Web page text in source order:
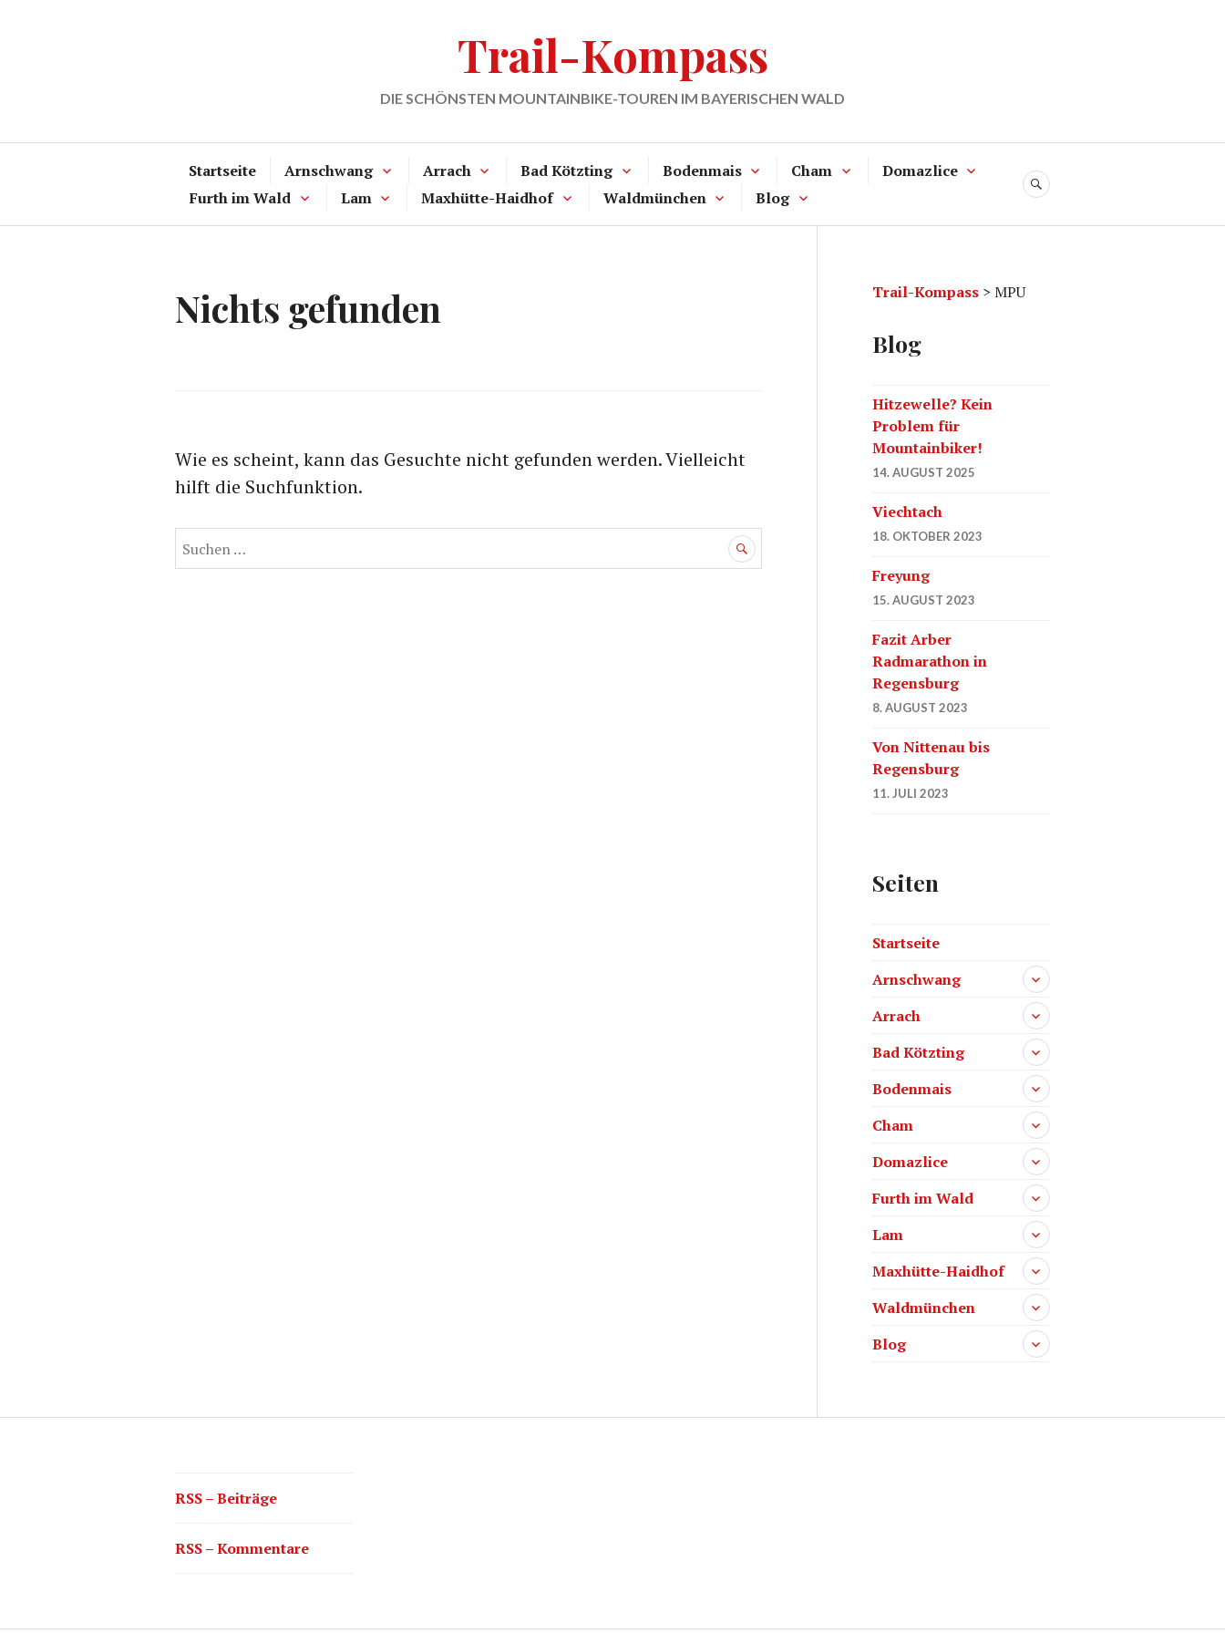
Trail-Kompass
DIE SCHÖNSTEN MOUNTAINBIKE-TOUREN IM BAYERISCHEN WALD
Startseite Arnschwang Arrach Bad Kötzting Bodenmais Cham
Domazlice
Furth im Wald
Lam Maxhütte-Haidhof Waldmünchen Blog
SUCHE
Nichts gefunden
Wie es scheint, kann das Gesuchte nicht gefunden werden. Vielleicht
hilft die Suchfunktion.
Suchen
nach:
Trail-Kompass > MPU
Blog
Hitzewelle? Kein
Problem für
Mountainbiker!
14. AUGUST 2025
Viechtach
18. OKTOBER 2023
Freyung
15. AUGUST 2023
Fazit Arber
Radmarathon in
Regensburg
8. AUGUST 2023
Von Nittenau bis
Regensburg
11. JULI 2023
Seiten
Startseite
Arnschwang
Arrach
Bad Kötzting
Bodenmais
Cham
Domazlice
Furth im Wald
Lam
Maxhütte-Haidhof
Waldmünchen
Blog
RSS – Beiträge
RSS – Kommentare